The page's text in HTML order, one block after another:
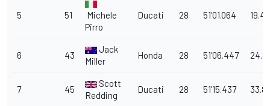
5 51
Michele
Pirro
Ducati 28 51'01.064
6 43
Jack
Miller
Honda 28 51'06.447
7 45
Scott
Redding
Ducati 28 51'15.437